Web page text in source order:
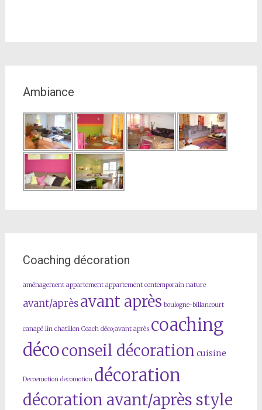
Ambiance
Coaching décoration
aménagement appartement appartement contemporain nature
avant/aprèsavant après boulogne-billancourt
canapé lin chatillon Coach déco;avant après coaching
décoconseil décoration cuisine
Decoemotion decomotion décoration
décoration avant/après style